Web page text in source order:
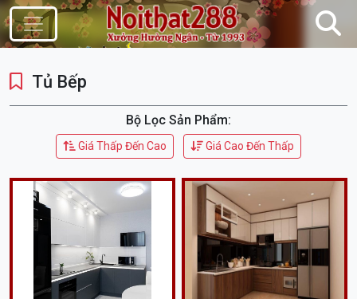
Điều Hướng
Tủ Bếp
Bộ Lọc Sản Phẩm:
Giá Thấp Đến Cao Giá Cao Đến Thấp